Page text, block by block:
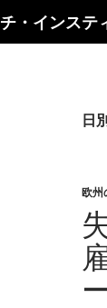
・インステ
日
欧州